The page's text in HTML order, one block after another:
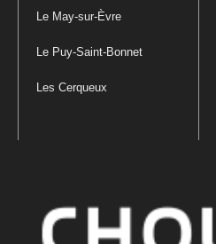
Le May-sur-Èvre
Le Puy-Saint-Bonnet
Les Cerqueux